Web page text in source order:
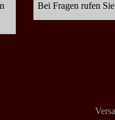
Bei Fragen rufen